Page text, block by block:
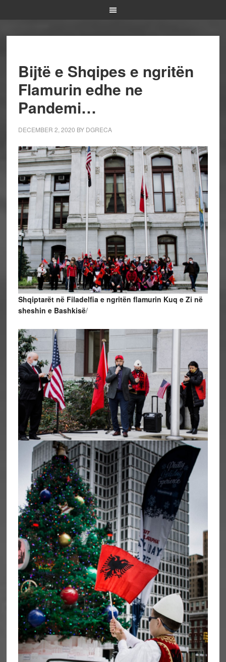
Bijtë e Shqipes e ngritën
Flamurin edhe ne
Pandemi…
DECEMBER 2, 2020 BY DGRECA
Shqiptarët në Filadelfia e ngritën flamurin Kuq e Zi në
sheshin e Bashkisë/